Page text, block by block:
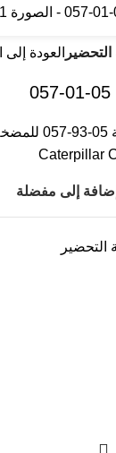
العودة
إضافة إلى مفضلة